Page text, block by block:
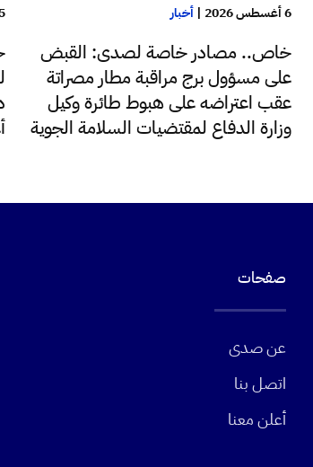
6 أغسطس 2026 | أخبار
خاص.. مصادر خاصة لصدى: القبض
على مسؤول برج مراقبة مطار مصراتة
عقب اعتراضه على هبوط طائرة وكيل
وزارة الدفاع لمقتضيات السلامة الجوية
5
صفحات
عن صدى
اتصل بنا
أعلن معنا